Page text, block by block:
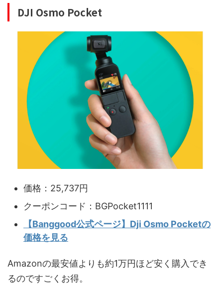
DJI Osmo Pocket
価格：25,737円
クーポンコード：BGPocket1111
【Banggood公式ページ】Dji Osmo Pocketの
価格を見る
Amazonの最安値よりも約1万円ほど安く購入でき
るのですごくお得。